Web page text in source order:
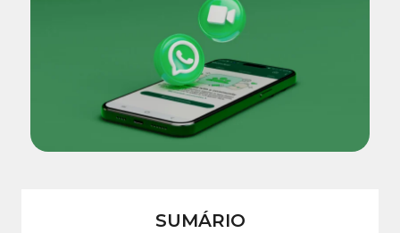
SUMÁRIO